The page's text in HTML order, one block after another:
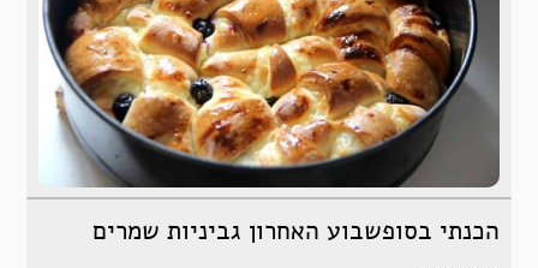
הכנתי בסופשבוע האחרון גביניות שמרים